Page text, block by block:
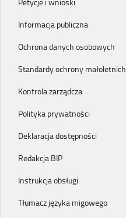
Informacja publiczna
Ochrona danych osobowych
Standardy ochrony małoletnich
Kontrola zarządcza
Polityka prywatności
Deklaracja dostępności
Redakcja BIP
Instrukcja obsługi
Tłumacz języka migowego